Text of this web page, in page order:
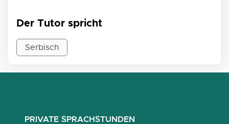
Der Tutor spricht
Serbisch
PRIVATE SPRACHSTUNDEN